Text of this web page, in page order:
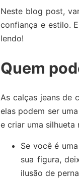
Neste blog post,
confiança e estilo.
lendo!
Quem
As calças jeans de
elas podem ser
e criar uma silhueta
Se você é
sua figura,
ilusão de